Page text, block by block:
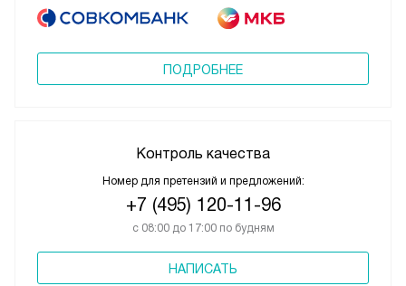
ПОДРОБНЕЕ
Контроль качества
Номер для претензий и предложений:
+7 (495) 120-11-96
с 08:00 до 17:00 по будням
НАПИСАТЬ